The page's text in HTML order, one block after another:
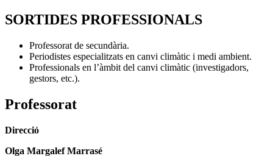
SORTIDES PROFESSIONALS
Professorat de secundària.
Periodistes especialitzats en canvi climàtic i medi ambient.
Professionals en l’àmbit del canvi climàtic (investigadors,
gestors, etc.).
Professorat
Direcció
Olga Margalef Marrasé